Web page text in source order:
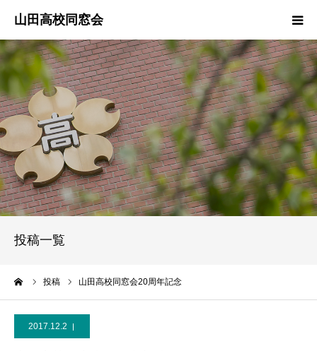
投稿一覧
投稿 山田高校同窓会20周年記念
2017.12.2
ご挨拶
役員紹介
行事報告
同期会
会員管理
お問い合わせ